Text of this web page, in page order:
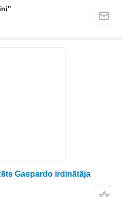
Gaspardo irdinātāja